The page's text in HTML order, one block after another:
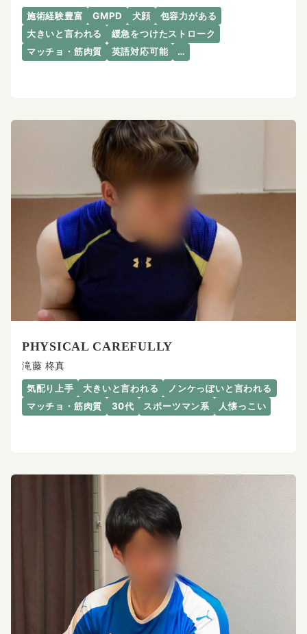
施術経験豊富 GMPD 犬顔
包容力がある
大きいと言われる
緩急をつけたストローク
マッチョ・筋肉質
英語対応可能 …
PHYSICAL CAREFULLY
滝藤 柊真
気配り上手 大きいと言われる
ノンケっぽいと言われる
マッチョ・筋肉質
30代 スポーツマン系 人懐っこい